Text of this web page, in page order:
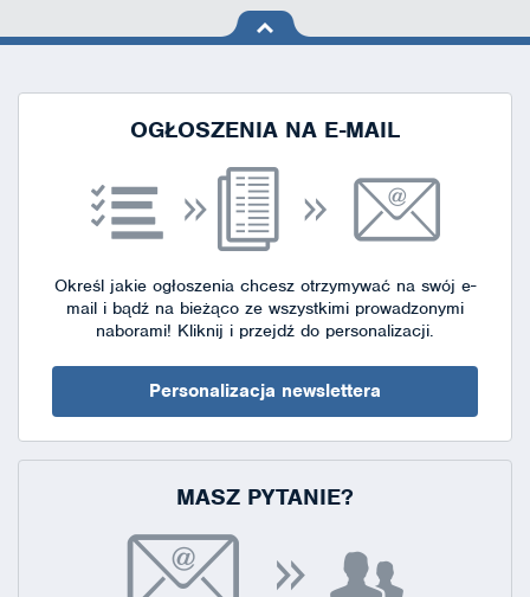
na górę
OGŁOSZENIA NA E-MAIL
Określ jakie ogłoszenia chcesz otrzymywać na swój e-
mail i bądź na bieżąco ze wszystkimi prowadzonymi
naborami! Kliknij i przejdź do personalizacji.
Personalizacja newslettera
MASZ PYTANIE?